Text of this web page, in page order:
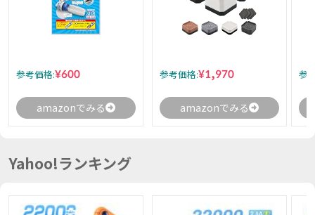
参考価格:¥600
amazonでみる
参考価格:¥1,970
amazonでみる
参
Yahoo!ランキング